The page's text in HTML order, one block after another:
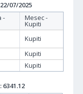
07/2025
- Mesec -
Kupiti
Kupiti
Kupiti
Kupiti